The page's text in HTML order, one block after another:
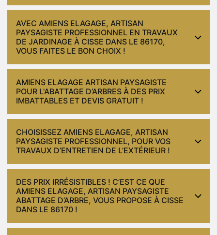
AVEC AMIENS ELAGAGE, ARTISAN
PAYSAGISTE PROFESSIONNEL EN TRAVAUX
DE JARDINAGE À CISSE DANS LE 86170,
VOUS FAITES LE BON CHOIX !
AMIENS ELAGAGE ARTISAN PAYSAGISTE
POUR L'ABATTAGE D’ARBRES À DES PRIX
IMBATTABLES ET DEVIS GRATUIT !
CHOISISSEZ AMIENS ELAGAGE, ARTISAN
PAYSAGISTE PROFESSIONNEL, POUR VOS
TRAVAUX D’ENTRETIEN DE L’EXTÉRIEUR !
DES PRIX IRRÉSISTIBLES ! C’EST CE QUE
AMIENS ELAGAGE, ARTISAN PAYSAGISTE
ABATTAGE D’ARBRE, VOUS PROPOSE À CISSE
DANS LE 86170 !